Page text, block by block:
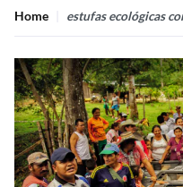
Home estufas ecológicas